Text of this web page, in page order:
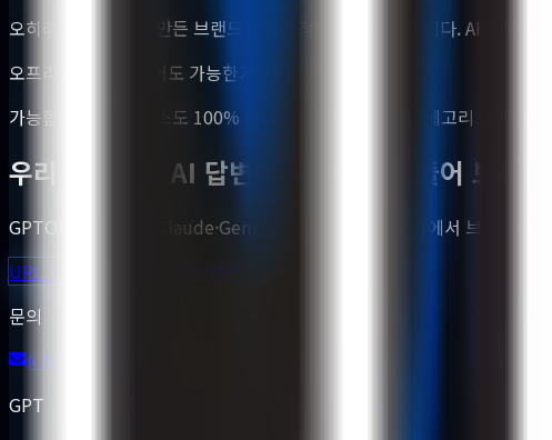
오히려 신뢰 신호를 만든 브랜드가 압도적인 우위를 갖습니다. AI는 "가품
오프라인 거점이 없어도 가능한가요?
가능합니다. 본 케이스도 100% 온라인 플랫폼입니다. 카테고리 정의자
우리 브랜드도 AI 답변에 들어가게 만들어 보세요
GPTO는 ChatGPT·Claude·Gemini·Perplexity 답변 안에서 브랜드가
URL 진단 받기
상담 문의하기
문의
A S K @ G P T O . K R
GPT